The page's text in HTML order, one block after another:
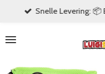
naar
hoofdinhoud
Snelle Levering: 📦